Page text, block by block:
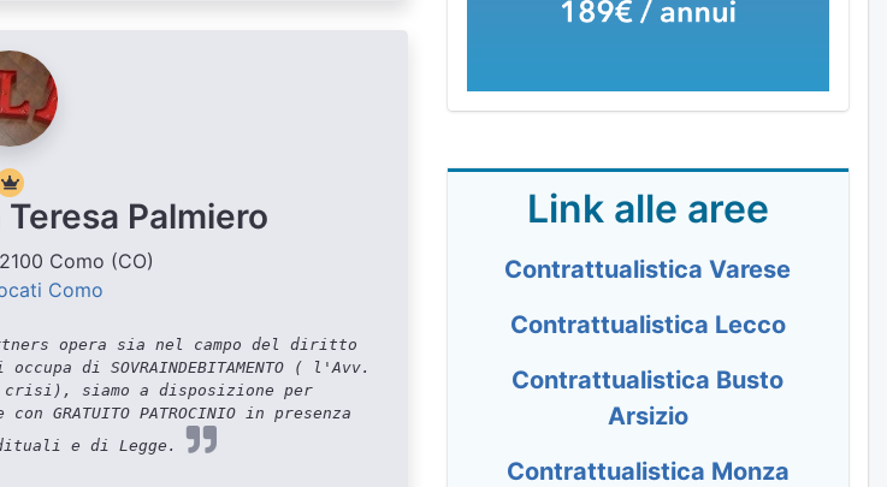
Palmiero
Como (CO)
Como
opera sia nel campo del diritto
di SOVRAINDEBITAMENTO ( l'Avv.
crisi), siamo a disposizione per
GRATUITO PATROCINIO in presenza
e di Legge.
Link alle aree
Contrattualistica Varese
Contrattualistica Lecco
Contrattualistica Busto
Arsizio
Contrattualistica Monza